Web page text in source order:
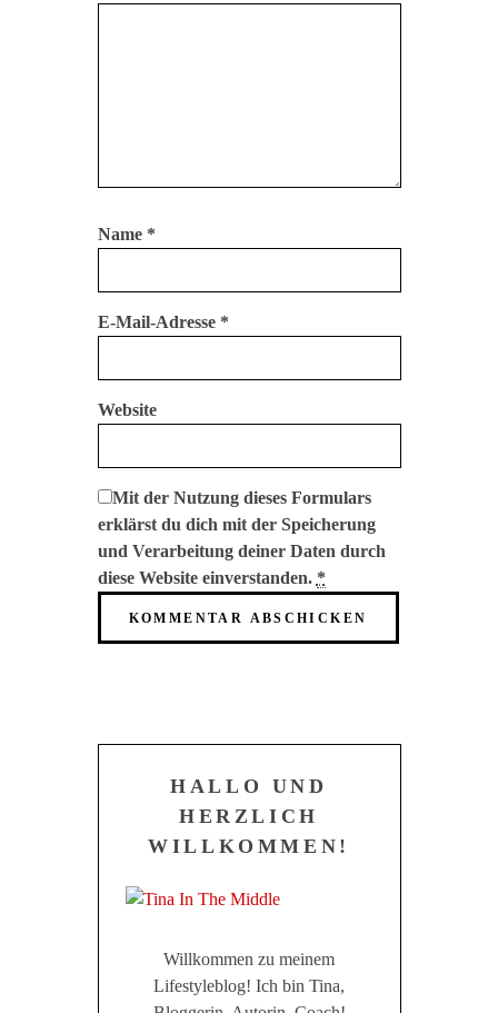
Name *
E-Mail-Adresse *
Website
Mit der Nutzung dieses Formulars
erklärst du dich mit der Speicherung
und Verarbeitung deiner Daten durch
diese Website einverstanden. *
HALLO UND
HERZLICH
WILLKOMMEN!
Willkommen zu meinem
Lifestyleblog! Ich bin Tina,